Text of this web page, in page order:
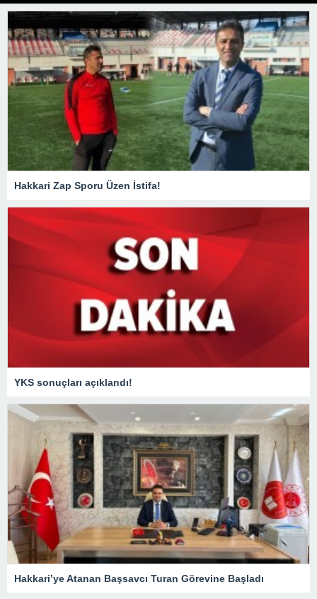
Hakkari Zap Sporu Üzen İstifa!
YKS sonuçları açıklandı!
Hakkari’ye Atanan Başsavcı Turan Görevine Başladı